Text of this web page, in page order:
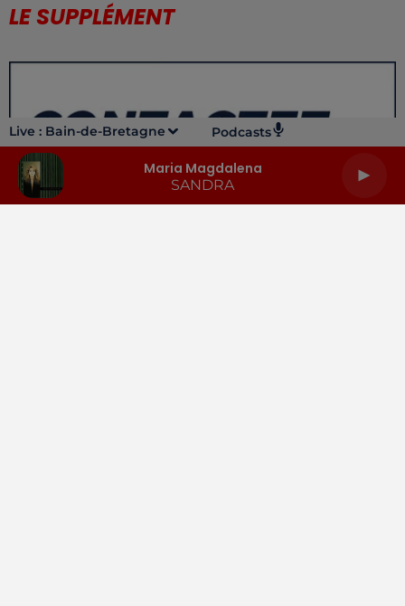
Live : Bain-de-Bretagne Podcasts
Maria Magdalena
SANDRA
LE SUPPLÉMENT